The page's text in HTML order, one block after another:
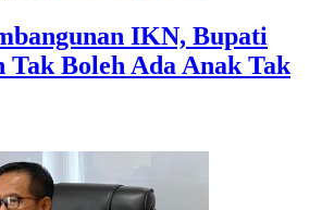
IKN, Bupati
Tak Boleh Ada Anak Tak